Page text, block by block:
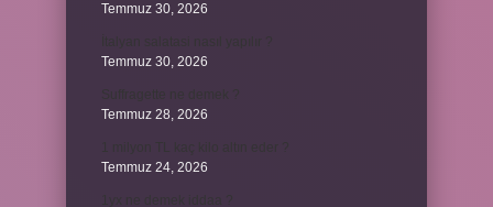
Temmuz 30, 2026
Temmuz 30, 2026
Temmuz 28, 2026
Temmuz 24, 2026